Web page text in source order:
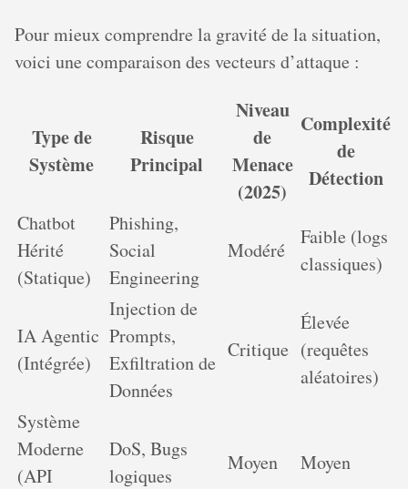
Pour mieux comprendre la gravité de la situation,
voici une comparaison des vecteurs d’attaque :
Type de
Système
Risque
Principal
Niveau
de
Menace
(2025)
Complexité
de
Détection
Chatbot
Hérité
(Statique)
Phishing,
Social
Engineering
Modéré
Faible (logs
classiques)
IA Agentic
(Intégrée)
Injection de
Prompts,
Exfiltration de
Données
Critique
Élevée
(requêtes
aléatoires)
Système
Moderne
(API
DoS, Bugs
logiques
Moyen Moyen